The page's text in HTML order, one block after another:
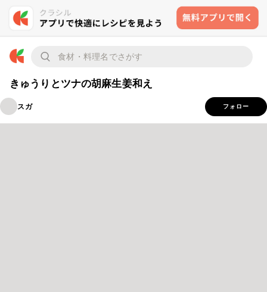
きゅうりとツナの胡麻生姜和え
スガ フォロー